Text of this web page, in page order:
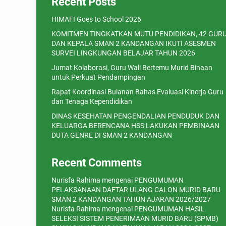
HIMAFI Goes to School 2026
KOMITMEN TINGKATKAN MUTU PENDIDIKAN, 42
DAN KEPALA SMAN 2 KANDANGAN IKUTI ASESMEN
SURVEI LINGKUNGAN BELAJAR TAHUN 2026
Jumat Kolaborasi, Guru Wali Bertemu Murid Binaan
untuk Perkuat Pendampingan
Rapat Koordinasi Bulanan Bahas Evaluasi Kinerja Guru
dan Tenaga Kependidikan
DINAS KESEHATAN PENGENDALIAN PENDUDUK DAN
KELUARGA BERENCANA HSS LAKUKAN PEMBINAAN
DUTA GENRE DI SMAN 2 KANDANGAN
Recent Comments
Nurisfa Rahima mengenai PENGUMUMAN
PELAKSANAAN DAFTAR ULANG CALON MURID BARU
SMAN 2 KANDANGAN TAHUN AJARAN 2026/2027
Nurisfa Rahima mengenai PENGUMUMAN HASIL
SELEKSI SISTEM PENERIMAAN MURID BARU (SPMB)